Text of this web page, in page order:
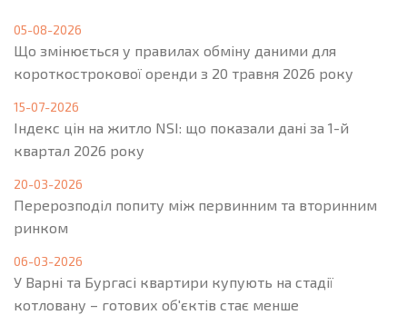
05-08-2026
Що змінюється у правилах обміну даними для
короткострокової оренди з 20 травня 2026 року
15-07-2026
Індекс цін на житло NSI: що показали дані за 1-й
квартал 2026 року
20-03-2026
Перерозподіл попиту між первинним та вторинним
ринком
06-03-2026
У Варні та Бургасі квартири купують на стадії
котловану – готових об'єктів стає менше